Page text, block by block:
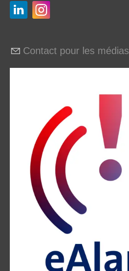
Contact pour les médias